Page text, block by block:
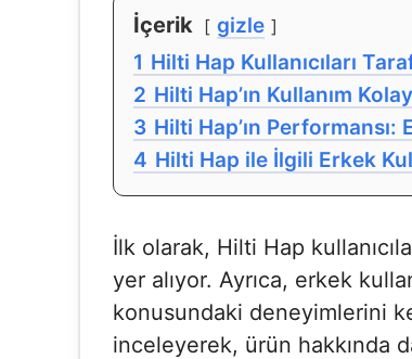
İçerik
gizle
1 Hilti Hap Kullanıcıları
2 Hilti Hap’ın Kullanım
3 Hilti Hap’ın Performansı:
4 Hilti Hap ile İlgili Erkek
İlk olarak, Hilti Hap
yer alıyor. Ayrıca, erkek
konusundaki deneyimlerini
inceleyerek, ürün hakkında